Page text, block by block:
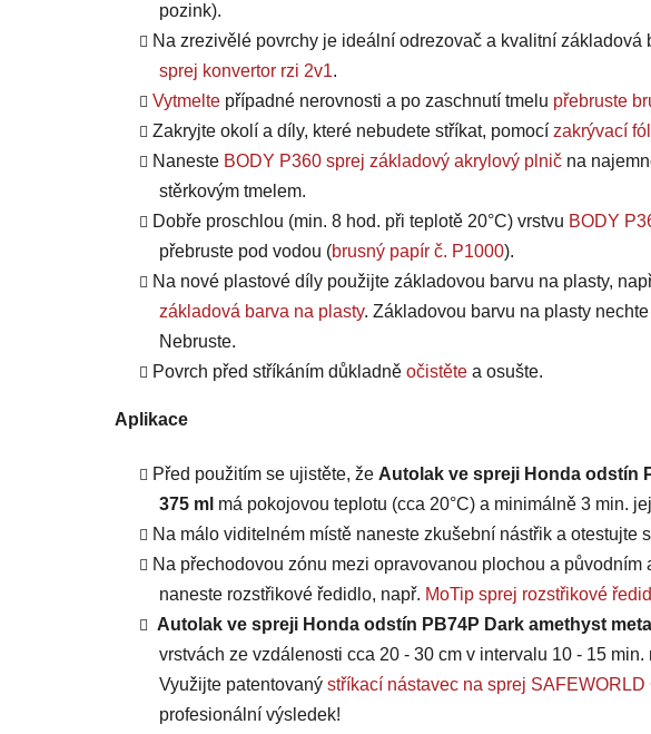
pozink).
Na zrezivělé povrchy je ideální odrezovač a kvalitní základová
sprej konvertor rzi 2v1.
Vytmelte případné nerovnosti a po zaschnutí tmelu přebruste
Zakryjte okolí a díly, které nebudete stříkat, pomocí zakrývací
Naneste BODY P360 sprej základový akrylový plnič na
stěrkovým tmelem.
Dobře proschlou (min. 8 hod. při teplotě 20°C) vrstvu BODY
přebruste pod vodou (brusný papír č. P1000).
Na nové plastové díly použijte základovou barvu na plasty,
základová barva na plasty. Základovou barvu na plasty
Nebruste.
Povrch před stříkáním důkladně očistěte a osušte.
Aplikace
Před použitím se ujistěte, že Autolak ve spreji Honda odstín
375 ml má pokojovou teplotu (cca 20°C) a minimálně 3 min.
Na málo viditelném místě naneste zkušební nástřik a otestujte
Na přechodovou zónu mezi opravovanou plochou a původním
naneste rozstřikové ředidlo, např. MoTip sprej rozstřikové
Autolak ve spreji Honda odstín PB74P Dark amethyst
vrstvách ze vzdálenosti cca 20 - 30 cm v intervalu 10 - 15
Využijte patentovaný stříkací nástavec na sprej SAFEWORLD
profesionální výsledek!